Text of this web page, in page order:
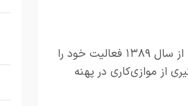
دبیر تشکل‌ فراگیر گروه‌های تبلیغی نیز در این آیین با تبیین نقشه راه این مجموعه جهادی که از سال ۱۳۸۹ فعالیت خود را
از موازی‌کاری در پهنه